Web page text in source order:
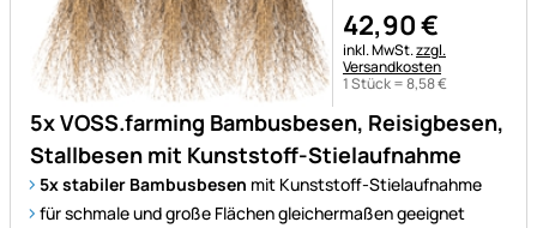
5x VOSS.farming Bambusbesen, Reisigbesen,
Stallbesen mit Kunststoff-Stielaufnahme
5x stabiler Bambusbesen mit Kunststoff-Stielaufnahme
für schmale und große Flächen gleichermaßen geeignet
42,90€
Steuerhinweis:
inkl. MwSt.zzgl.
Versandkosten
1 Stück =8,58€